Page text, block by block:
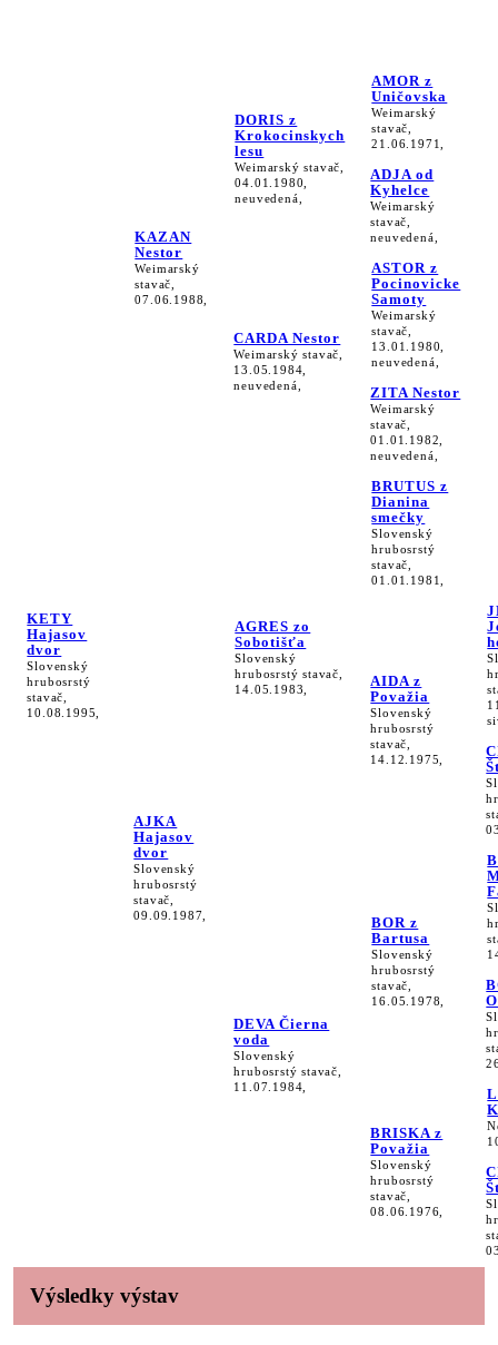
KETY
Hajasov
dvor
Slovenský
hrubosrstý
stavač,
10.08.1995,
KAZAN
Nestor
Weimarský
stavač,
07.06.1988,
DORIS z
Krokocinskych
lesu
Weimarský stavač,
04.01.1980,
neuvedená,
AMOR z
Uničovska
Weimarský
stavač,
21.06.1971,
ADJA od
Kyhelce
Weimarský
stavač,
neuvedená,
CARDA Nestor
Weimarský stavač,
13.05.1984,
neuvedená,
ASTOR z
Pocinovicke
Samoty
Weimarský
stavač,
13.01.1980,
neuvedená,
ZITA Nestor
Weimarský
stavač,
01.01.1982,
neuvedená,
AJKA
Hajasov
dvor
Slovenský
hrubosrstý
stavač,
09.09.1987,
AGRES zo
Sobotišťa
Slovenský
hrubosrstý stavač,
14.05.1983,
BRUTUS z
Dianina
smečky
Slovenský
hrubosrstý
stavač,
01.01.1981,
AIDA z
Považia
Slovenský
hrubosrstý
stavač,
14.12.1975,
DEVA Čierna
voda
Slovenský
hrubosrstý stavač,
11.07.1984,
BOR z
Bartusa
Slovenský
hrubosrstý
stavač,
16.05.1978,
BRISKA z
Považia
Slovenský
hrubosrstý
stavač,
08.06.1976,
Výsledky výstav